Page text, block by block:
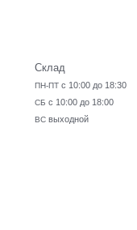
Склад
ПН-ПТ с 10:00 до 18:30
СБ с 10:00 до 18:00
ВС выходной